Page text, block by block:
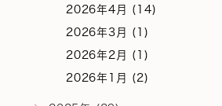
2026年4月 (14)
2026年3月 (1)
2026年2月 (1)
2026年1月 (2)